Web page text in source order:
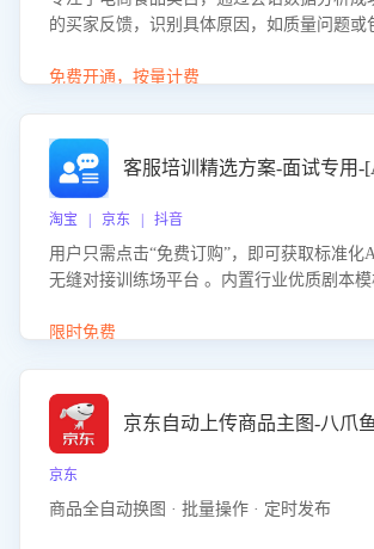
的买家反馈，识别具体原因，如质量问题或
商家降低退款率，提升售后效率。
免费开通，按量计费
客服培训精选方案-面试专用-
淘宝 | 京东 | 抖音
用户只需点击“免费订购”，即可获取标准化
无缝对接训练场平台 。内置行业优质剧本
初始化时间，助力企业快速启动智能客服训练
限时免费
京东自动上传商品主图-八爪鱼
京东
商品全自动换图 · 批量操作 · 定时发布